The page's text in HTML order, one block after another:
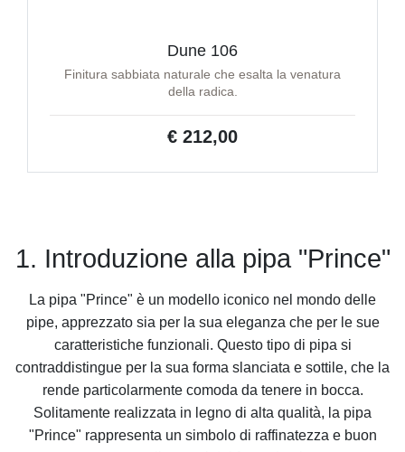
Dune 106
Finitura sabbiata naturale che esalta la venatura
della radica.
€ 212,00
1. Introduzione alla pipa "Prince"
La pipa "Prince" è un modello iconico nel mondo delle
pipe, apprezzato sia per la sua eleganza che per le sue
caratteristiche funzionali. Questo tipo di pipa si
contraddistingue per la sua forma slanciata e sottile, che la
rende particolarmente comoda da tenere in bocca.
Solitamente realizzata in legno di alta qualità, la pipa
"Prince" rappresenta un simbolo di raffinatezza e buon